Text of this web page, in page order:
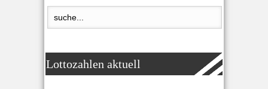
Lottozahlen aktuell